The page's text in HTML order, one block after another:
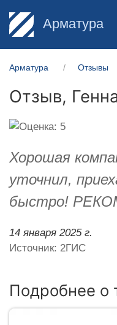
Арматура
Арматура Отзывы
Отзыв,
Хорошая
уточнил,
быстро!
14 января 2025 г.
Источник: 2ГИС
Подробнее о